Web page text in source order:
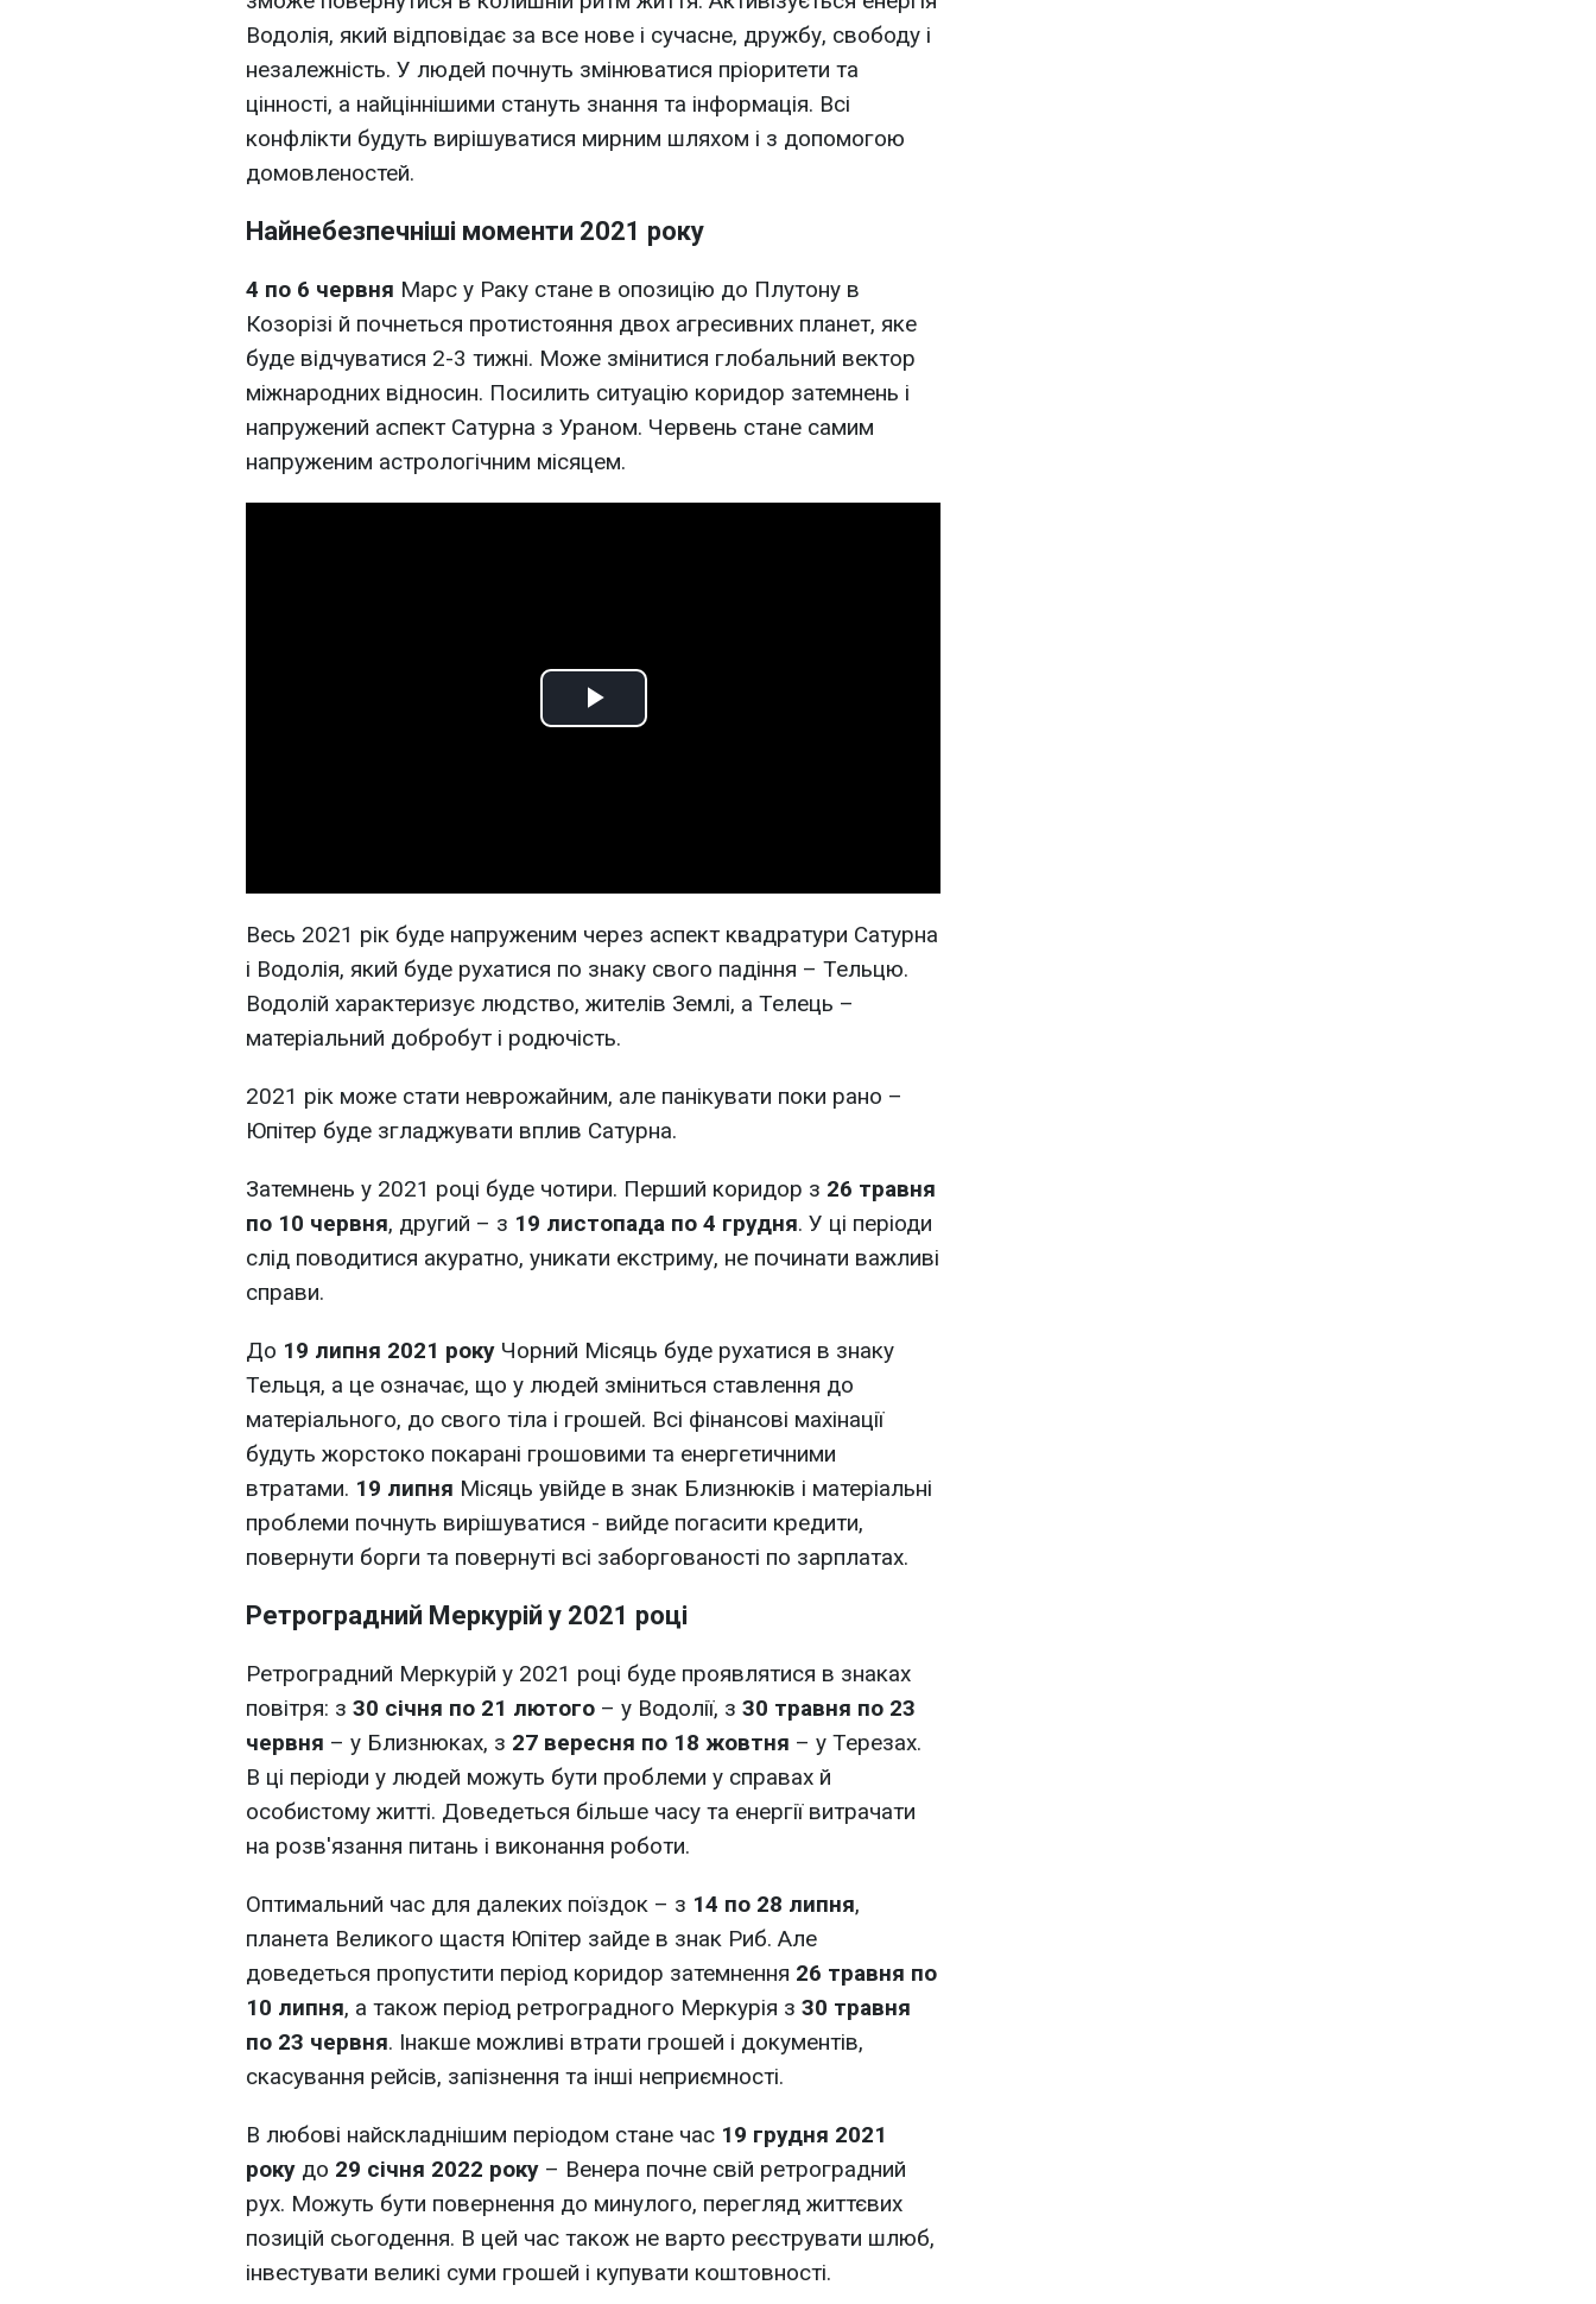
Водолія, який відповідає за все нове і сучасне, дружбу, свободу і
незалежність. У людей почнуть змінюватися пріоритети та
цінності, а найціннішими стануть знання та інформація. Всі
конфлікти будуть вирішуватися мирним шляхом і з допомогою
домовленостей.
Найнебезпечніші моменти 2021 року
4 по 6 червня Марс у Раку стане в опозицію до Плутону в
Козорізі й почнеться протистояння двох агресивних планет, яке
буде відчуватися 2-3 тижні. Може змінитися глобальний вектор
міжнародних відносин. Посилить ситуацію коридор затемнень і
напружений аспект Сатурна з Ураном. Червень стане самим
напруженим астрологічним місяцем.
Play
Весь 2021 рік буде напруженим через аспект квадратури Сатурна
і Водолія, який буде рухатися по знаку свого падіння – Тельцю.
Водолій характеризує людство, жителів Землі, а Телець –
матеріальний добробут і родючість.
2021 рік може стати неврожайним, але панікувати поки рано –
Юпітер буде згладжувати вплив Сатурна.
Затемнень у 2021 році буде чотири. Перший коридор з 26 травня
по 10 червня, другий – з 19 листопада по 4 грудня. У ці періоди
слід поводитися акуратно, уникати екстриму, не починати важливі
справи.
До 19 липня 2021 року Чорний Місяць буде рухатися в знаку
Тельця, а це означає, що у людей зміниться ставлення до
матеріального, до свого тіла і грошей. Всі фінансові махінації
будуть жорстоко покарані грошовими та енергетичними
втратами. 19 липня Місяць увійде в знак Близнюків і матеріальні
проблеми почнуть вирішуватися - вийде погасити кредити,
повернути борги та повернуті всі заборгованості по зарплатах.
Ретроградний Меркурій у 2021 році
Ретроградний Меркурій у 2021 році буде проявлятися в знаках
повітря: з 30 січня по 21 лютого – у Водолії, з 30 травня по 23
червня – у Близнюках, з 27 вересня по 18 жовтня – у Терезах.
В ці періоди у людей можуть бути проблеми у справах й
особистому житті. Доведеться більше часу та енергії витрачати
на розв'язання питань і виконання роботи.
Оптимальний час для далеких поїздок – з 14 по 28 липня,
планета Великого щастя Юпітер зайде в знак Риб. Але
доведеться пропустити період коридор затемнення 26 травня по
10 липня, а також період ретроградного Меркурія з 30 травня
по 23 червня. Інакше можливі втрати грошей і документів,
скасування рейсів, запізнення та інші неприємності.
В любові найскладнішим періодом стане час 19 грудня 2021
року до 29 січня 2022 року – Венера почне свій ретроградний
рух. Можуть бути повернення до минулого, перегляд життєвих
позицій сьогодення. В цей час також не варто реєструвати шлюб,
інвестувати великі суми грошей і купувати коштовності.